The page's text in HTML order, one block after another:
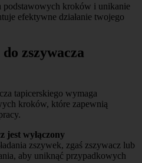
podstawowych kroków i unikanie
efektywne działanie twojego
zszywacza
tapicerskiego wymaga
kroków, które zapewnią
jest wyłączony
zszywek, zgaś zszywacz lub
aby uniknąć przypadkowych